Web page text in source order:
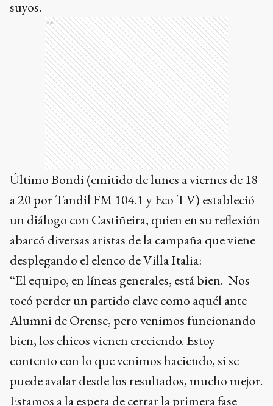
Ads
Último Bondi (emitido de lunes a viernes de 18
a 20 por Tandil FM 104.1 y Eco TV) estableció
un diálogo con Castiñeira, quien en su reflexión
abarcó diversas aristas de la campaña que viene
desplegando el elenco de Villa Italia:
“El equipo, en líneas generales, está bien. Nos
tocó perder un partido clave como aquél ante
Alumni de Orense, pero venimos funcionando
bien, los chicos vienen creciendo. Estoy
contento con lo que venimos haciendo, si se
puede avalar desde los resultados, mucho mejor.